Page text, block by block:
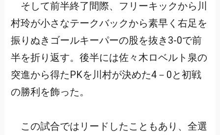
そして前半終了間際、フリーキックから川
村玲が小さなテークバックから素早く右足を
振りぬきゴールキーパーの股を抜き3-0で前
半を折り返す。後半には佐々木ロベルト泉の
突進から得たPKを川村が決めた4－0と初戦
の勝利を飾った。
この試合ではリードしたこともあり、全選